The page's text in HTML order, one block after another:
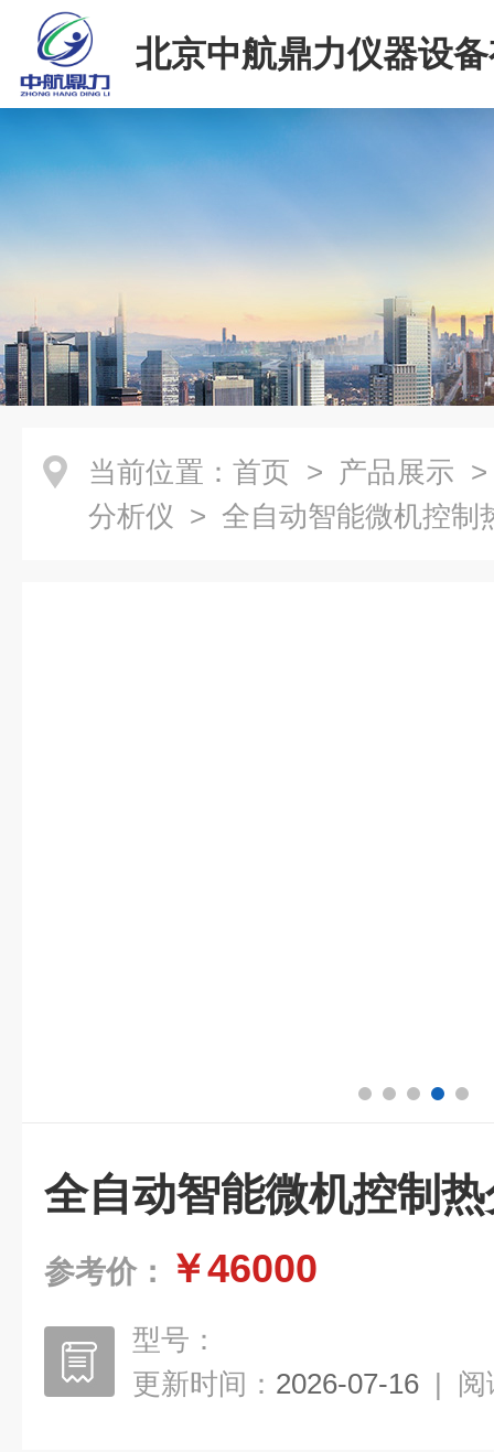
北京中航鼎力仪器设
司
当前位置： 首页 > 产品展示
分析仪 > 全自动智能微机控制
全自动智能微机控制
参考价： ￥46000
型号：
更新时间： 2026-07-16 | 阅